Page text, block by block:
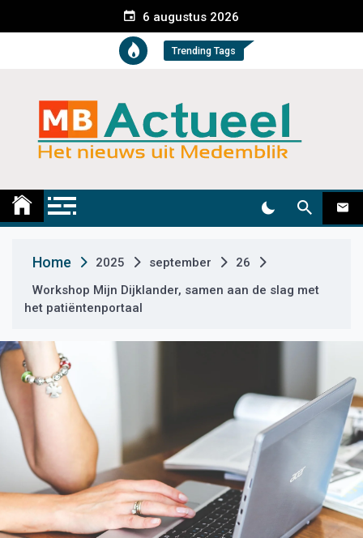
e
t
6 augustus 2026
Trending Tags
Medemblik Actueel
Home 2025 september
26
Workshop Mijn Dijklander, samen aan de slag met
het patiëntenportaal